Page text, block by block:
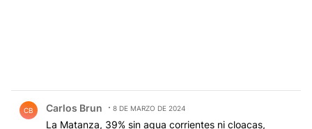
CB Carlos Brun 8 DE MARZO DE 2024
La Matanza, 39% sin agua corrientes ni cloacas,